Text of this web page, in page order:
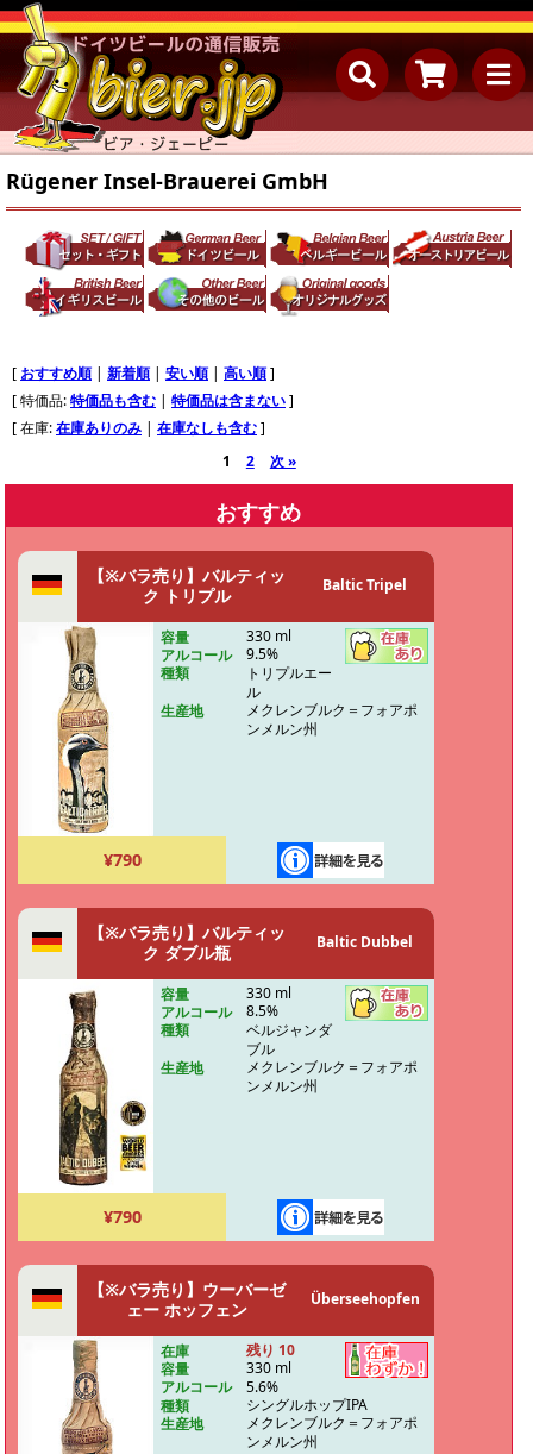
Rügener Insel-Brauerei GmbH
[ おすすめ順 | 新着順 | 安い順 | 高い順]
[ 特価品:特価品も含む | 特価品は含まない]
[ 在庫:在庫ありのみ | 在庫なしも含む]
1
2 次 »
おすすめ
【※バラ売り】バルティッ
ク トリプル
Baltic Tripel
容量
330 ml
アルコール
9.5%
種類
トリプルエー
ル
生産地
メクレンブルク＝フォアポ
ンメルン州
¥790
【※バラ売り】バルティッ
ク ダブル瓶
Baltic Dubbel
容量
330 ml
アルコール
8.5%
種類
ベルジャンダ
ブル
生産地
メクレンブルク＝フォアポ
ンメルン州
¥790
【※バラ売り】ウーバーゼ
ェー ホッフェン
Überseehopfen
在庫
残り 10
容量
330 ml
アルコール
5.6%
種類
シングルホップIPA
生産地
メクレンブルク＝フォアポ
ンメルン州